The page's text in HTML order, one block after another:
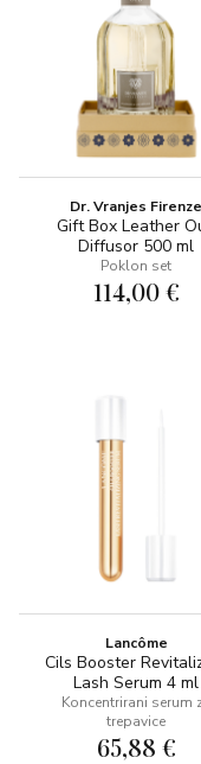
Dr. Vranjes Firenze
Gift Box Leather
Diffusor 500 ml
Poklon set
114,00 €
Lancôme
Cils Booster
Lash Serum 4 ml
Koncentrirani serum
trepavice
65,88 €